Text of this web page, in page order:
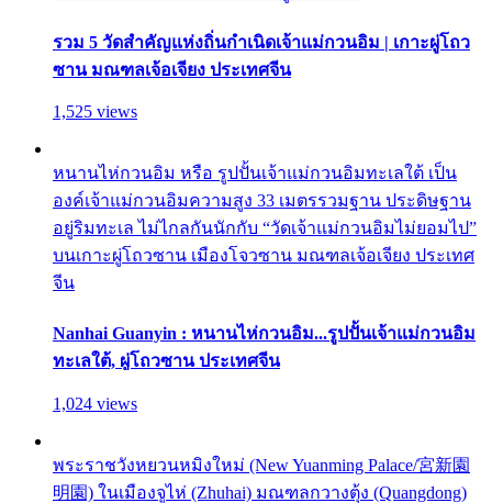
รวม 5 วัดสำคัญแห่งถิ่นกำเนิดเจ้าแม่กวนอิม | เกาะผู่โถว
ซาน มณฑลเจ้อเจียง ประเทศจีน
1,525 views
หนานไห่กวนอิม หรือ รูปปั้นเจ้าแม่กวนอิมทะเลใต้ เป็น
องค์เจ้าแม่กวนอิมความสูง 33 เมตรรวมฐาน ประดิษฐาน
อยู่ริมทะเล ไม่ไกลกันนักกับ “วัดเจ้าแม่กวนอิมไม่ยอมไป”
บนเกาะผู่โถวซาน เมืองโจวซาน มณฑลเจ้อเจียง ประเทศ
จีน
Nanhai Guanyin : หนานไห่กวนอิม...รูปปั้นเจ้าแม่กวนอิม
ทะเลใต้, ผู่โถวซาน ประเทศจีน
1,024 views
พระราชวังหยวนหมิงใหม่ (New Yuanming Palace/宮新園
明園) ในเมืองจูไห่ (Zhuhai) มณฑลกวางตุ้ง (Quangdong)